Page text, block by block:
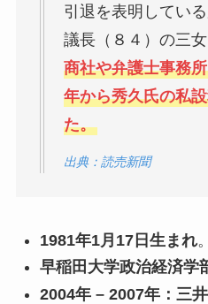
引退を表明してい
議長（８４）の三女
商社や弁護士事務
年から秀久氏の私
た。
出典：読売新聞
1981年1月17日生まれ。
早稲田大学政治経済学
2004年 – 2007年：三